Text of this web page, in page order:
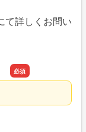
て詳しくお問い